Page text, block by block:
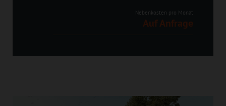
Nebenkosten pro Monat
Auf Anfrage